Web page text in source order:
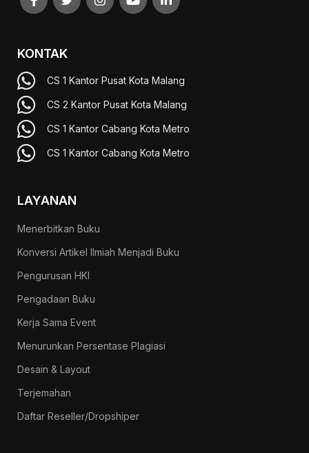
KONTAK
CS 1 Kantor Pusat Kota Malang
CS 2 Kantor Pusat Kota Malang
CS 1 Kantor Cabang Kota Metro
CS 1 Kantor Cabang Kota Metro
LAYANAN
Menerbitkan Buku
Konversi Artikel Ilmiah Menjadi Buku
Pengurusan HKI
Pengadaan Buku
Kerja Sama Event
Menurunkan Persentase Plagiasi
Desain & Layout
Terjemahan
Daftar Reseller/Dropshiper